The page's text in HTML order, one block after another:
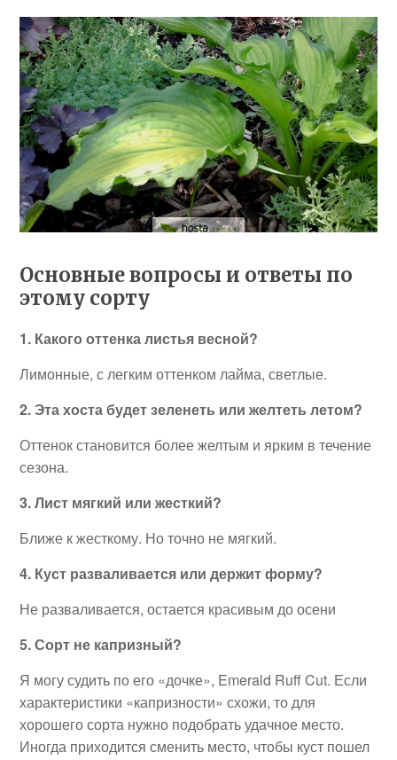
Основные вопросы и ответы по
этому сорту
1. Какого оттенка листья весной?
Лимонные, с легким оттенком лайма, светлые.
2. Эта хоста будет зеленеть или желтеть летом?
Оттенок становится более желтым и ярким в течение
сезона.
3. Лист мягкий или жесткий?
Ближе к жесткому. Но точно не мягкий.
4. Куст разваливается или держит форму?
Не разваливается, остается красивым до осени
5. Сорт не капризный?
Я могу судить по его «дочке», Emerald Ruff Cut. Если
характеристики «капризности» схожи, то для
хорошего сорта нужно подобрать удачное место.
Иногда приходится сменить место, чтобы куст пошел